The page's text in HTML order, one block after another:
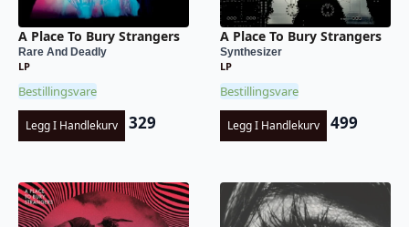
A Place To Bury Strangers
Rare And Deadly
LP
Bestillingsvare
Legg I Handlekurv 329
A Place To Bury Strangers
Synthesizer
LP
Bestillingsvare
Legg I Handlekurv 499